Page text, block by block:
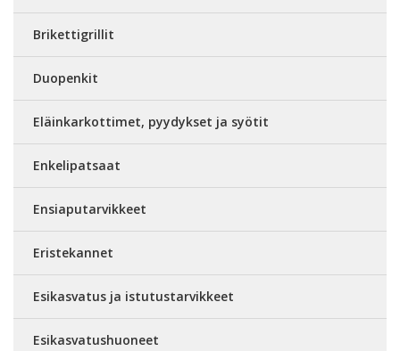
Brikettigrillit
Duopenkit
Eläinkarkottimet, pyydykset ja syötit
Enkelipatsaat
Ensiaputarvikkeet
Eristekannet
Esikasvatus ja istutustarvikkeet
Esikasvatushuoneet